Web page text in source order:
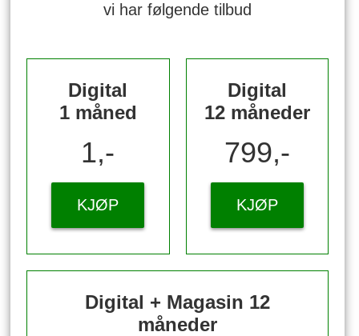
vi har følgende tilbud
Digital
1 måned
1,-
KJØP
Digital
12 måneder
799,-
KJØP
Digital + Magasin 12
måneder